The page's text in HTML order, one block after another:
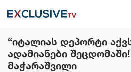
“იტალიას დეპორტი
ადამიანები
მაჭარაშვილი